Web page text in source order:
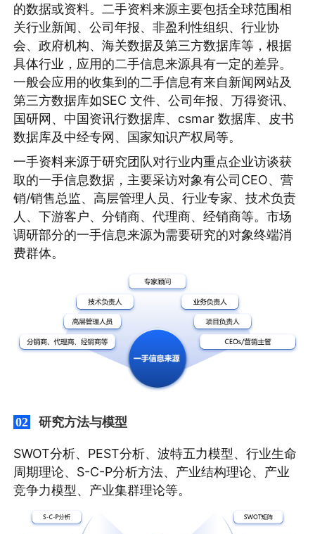
的数据或资料。二手资料来源主要包括全球范围相
关行业新闻、公司年报、非盈利性组织、行业协
会、政府机构、海关数据及第三方数据库等，根据
具体行业，应用的二手信息来源具有一定的差异。
一般会应用的收集到的二手信息有来自新闻网站及
第三方数据库如SEC 文件、公司年报、万得资讯、
国研网、中国资讯行数据库、csmar 数据库、皮书
数据库及中经专网、国家知识产权局等。
一手资料来源于研究团队对行业内重点企业访谈获
取的一手信息数据，主要采访对象有公司CEO、营
销/销售总监、高层管理人员、行业专家、技术负责
人、下游客户、分销商、代理商、经销商等。市场
调研部分的一手信息来源为需要研究的对象终端消
费群体。
02 研究方法与模型
SWOT分析、PEST分析、波特五力模型、行业生命
周期理论、S-C-P分析方法、产业结构理论、产业
竞争力模型、产业集群理论等。